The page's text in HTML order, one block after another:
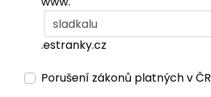
.estranky.cz
Porušení zákonů platných v ČR